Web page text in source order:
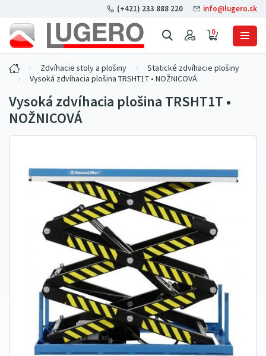
0
(+421) 233 888 220 info@lugero.sk
Zdvíhacie stoly a plošiny
Statické zdvíhacie plošiny
Vysoká zdvíhacia plošina TRSHT1T • NOŽNICOVÁ
Vysoká zdvíhacia plošina TRSHT1T •
NOŽNICOVÁ